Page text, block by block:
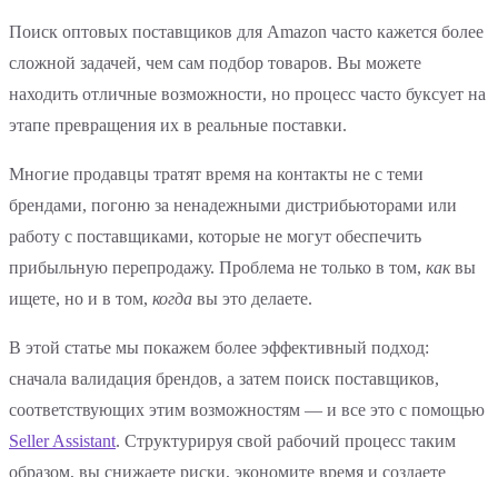
Поиск оптовых поставщиков для Amazon часто кажется более
сложной задачей, чем сам подбор товаров. Вы можете
находить отличные возможности, но процесс часто буксует на
этапе превращения их в реальные поставки.
Многие продавцы тратят время на контакты не с теми
брендами, погоню за ненадежными дистрибьюторами или
работу с поставщиками, которые не могут обеспечить
прибыльную перепродажу. Проблема не только в том, каквы
ищете, но и в том, когда вы это делаете.
В этой статье мы покажем более эффективный подход:
сначала валидация брендов, а затем поиск поставщиков,
соответствующих этим возможностям — и все это с помощью
Seller Assistant. Структурируя свой рабочий процесс таким
образом, вы снижаете риски, экономите время и создаете